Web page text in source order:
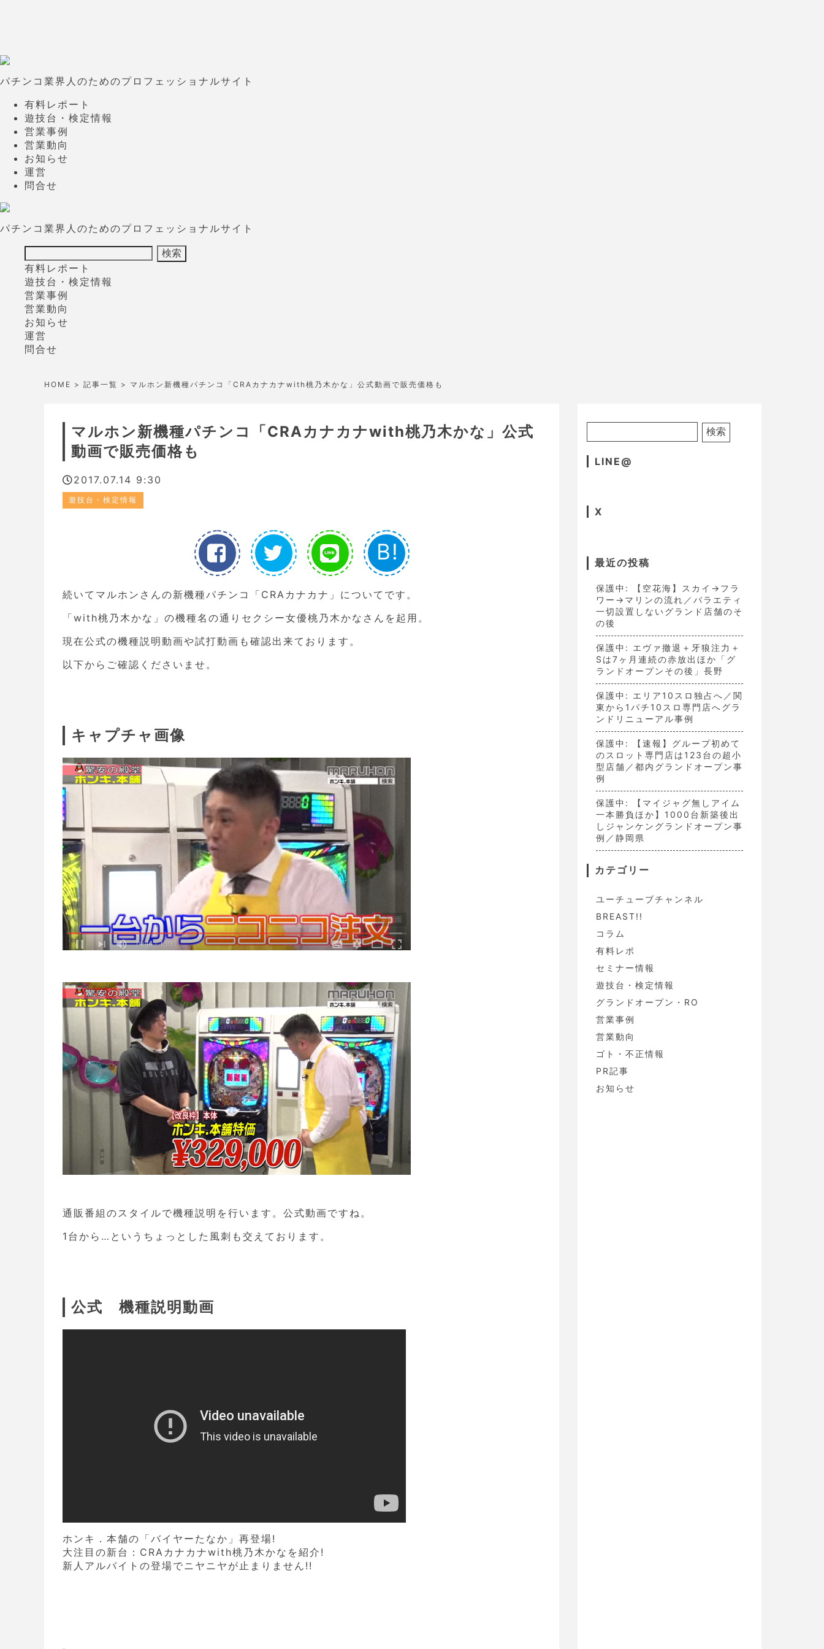
パチンコ業界人のためのプロフェッショナルサイト
有料レポート
遊技台・検定情報
営業事例
営業動向
お知らせ
運営
問合せ
パチンコ業界人のためのプロフェッショナルサイト
有料レポート
遊技台・検定情報
営業事例
営業動向
お知らせ
運営
問合せ
HOME > 記事一覧 > マルホン新機種パチンコ「CRAカナカナwith桃乃木かな」公式動画で販売価格も
マルホン新機種パチンコ「CRAカナカナwith桃乃木かな」公式
動画で販売価格も
2017.07.14 9:30
遊技台・検定情報
B!
続いてマルホンさんの新機種パチンコ「CRAカナカナ」についてです。
「with桃乃木かな」の機種名の通りセクシー女優桃乃木かなさんを起用。
現在公式の機種説明動画や試打動画も確認出来ております。
以下からご確認くださいませ。
キャプチャ画像
通販番組のスタイルで機種説明を行います。公式動画ですね。
1台から…というちょっとした風刺も交えております。
公式 機種説明動画
ホンキ．本舗の「バイヤーたなか」再登場!
大注目の新台：CRAカナカナwith桃乃木かなを紹介!
新人アルバイトの登場でニヤニヤが止まりません!!
LINE@
X
最近の投稿
保護中: 【空花海】スカイ→フラ
ワー→マリンの流れ／バラエティ
一切設置しないグランド店舗のそ
の後
保護中: エヴァ撤退＋牙狼注力＋
Sは7ヶ月連続の赤放出ほか「グ
ランドオープンその後」長野
保護中: エリア10スロ独占へ／関
東から1パチ10スロ専門店へグラ
ンドリニューアル事例
保護中: 【速報】グループ初めて
のスロット専門店は123台の超小
型店舗／都内グランドオープン事
例
保護中: 【マイジャグ無しアイム
一本勝負ほか】1000台新築後出
しジャンケングランドオープン事
例／静岡県
カテゴリー
ユーチューブチャンネル
BREAST!!
コラム
有料レポ
セミナー情報
遊技台・検定情報
グランドオープン・RO
営業事例
営業動向
ゴト・不正情報
PR記事
お知らせ